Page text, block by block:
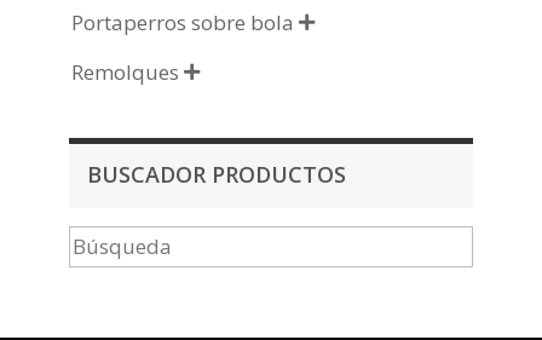
Portaperros sobre bola 
Remolques 
BUSCADOR PRODUCTOS